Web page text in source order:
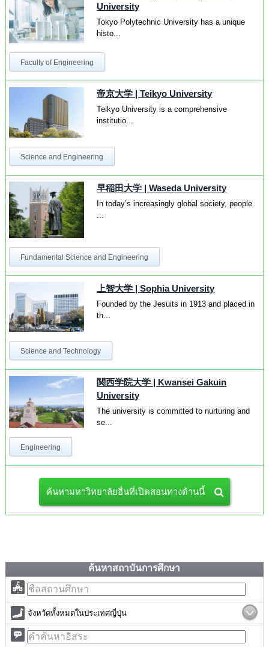
University
Tokyo Polytechnic University has a unique
histo...
Faculty of Engineering
帝京大学 |Teikyo University
Teikyo University is a comprehensive
institutio...
Science and Engineering
早稲田大学 |Waseda University
In today’s increasingly global society, people
Fundamental Science and Engineering
上智大学 |Sophia University
Founded by the Jesuits in 1913 and placed in
th...
Science and Technology
関西学院大学 | Kwansei Gakuin
University
The university is committed to nurturing and
se...
Engineering
ค้นหามหาวิทยาลัยอื่นที่เปิดสอนทางด้านนี้
ค้นหาสถาบันการศึกษา
จังหวัดทั้งหมดในประเทศญี่ปุ่น